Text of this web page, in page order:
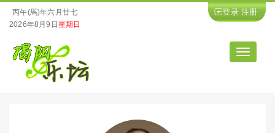
丙午(馬)年六月廿七
2026年8月9日星期日
登录 注册
导
航